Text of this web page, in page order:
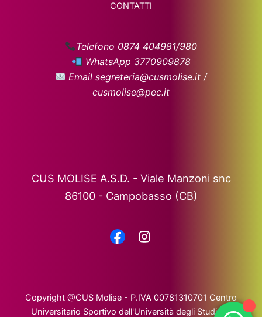
CONTATTI
Telefono 0874 404981/980
WhatsApp 3770909878
Email segreteria@cusmolise.it /
cusmolise@pec.it
CUS MOLISE A.S.D. - Viale Manzoni snc
86100 - Campobasso (CB)
Copyright @CUS Molise - P.IVA 00781310701 Centro
Universitario Sportivo dell'Università degli Studi del